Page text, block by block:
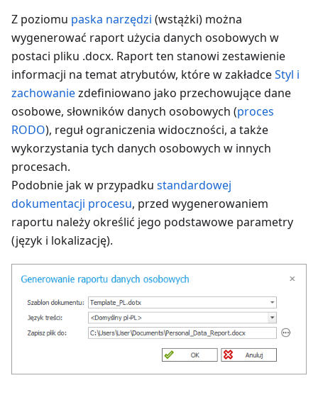
Z poziomu paska narzędzi (wstążki) można
wygenerować raport użycia danych osobowych w
postaci pliku .docx. Raport ten stanowi zestawienie
informacji na temat atrybutów, które w zakładceStyl i
zachowaniezdefiniowano jako przechowujące dane
osobowe, słowników danych osobowych (proces
RODO), reguł ograniczenia widoczności, a także
wykorzystania tych danych osobowych w innych
procesach.
Podobnie jak w przypadku standardowej
dokumentacji procesu, przed wygenerowaniem
raportu należy określić jego podstawowe parametry
(język i lokalizację).